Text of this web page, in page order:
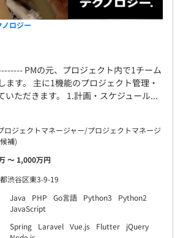
ロジー
PMの元、プロジェクト内で1チーム
ます。 主に1機能のプロジェクト管理・
いただきます。 1.計画・スケジュール...
ロジェクトマネージャー/プロジェクトマネージ
補)
〜 1,000万円
渋谷区東3-9-19
Java PHP Go言語 Python3
Python2
JavaScript
Spring Laravel Vue.js Flutter
jQuery